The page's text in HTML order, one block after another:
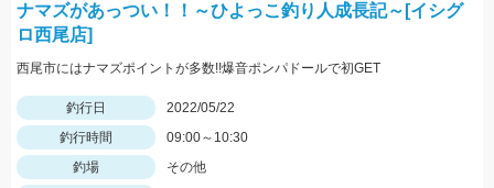
ナマズがあっつい！！～ひよっこ釣り人成長記～[イシグ
ロ西尾店]
西尾市にはナマズポイントが多数!!爆音ポンパドールで初GET
釣行日
2022/05/22
釣行時間
09:00～10:30
釣場
その他